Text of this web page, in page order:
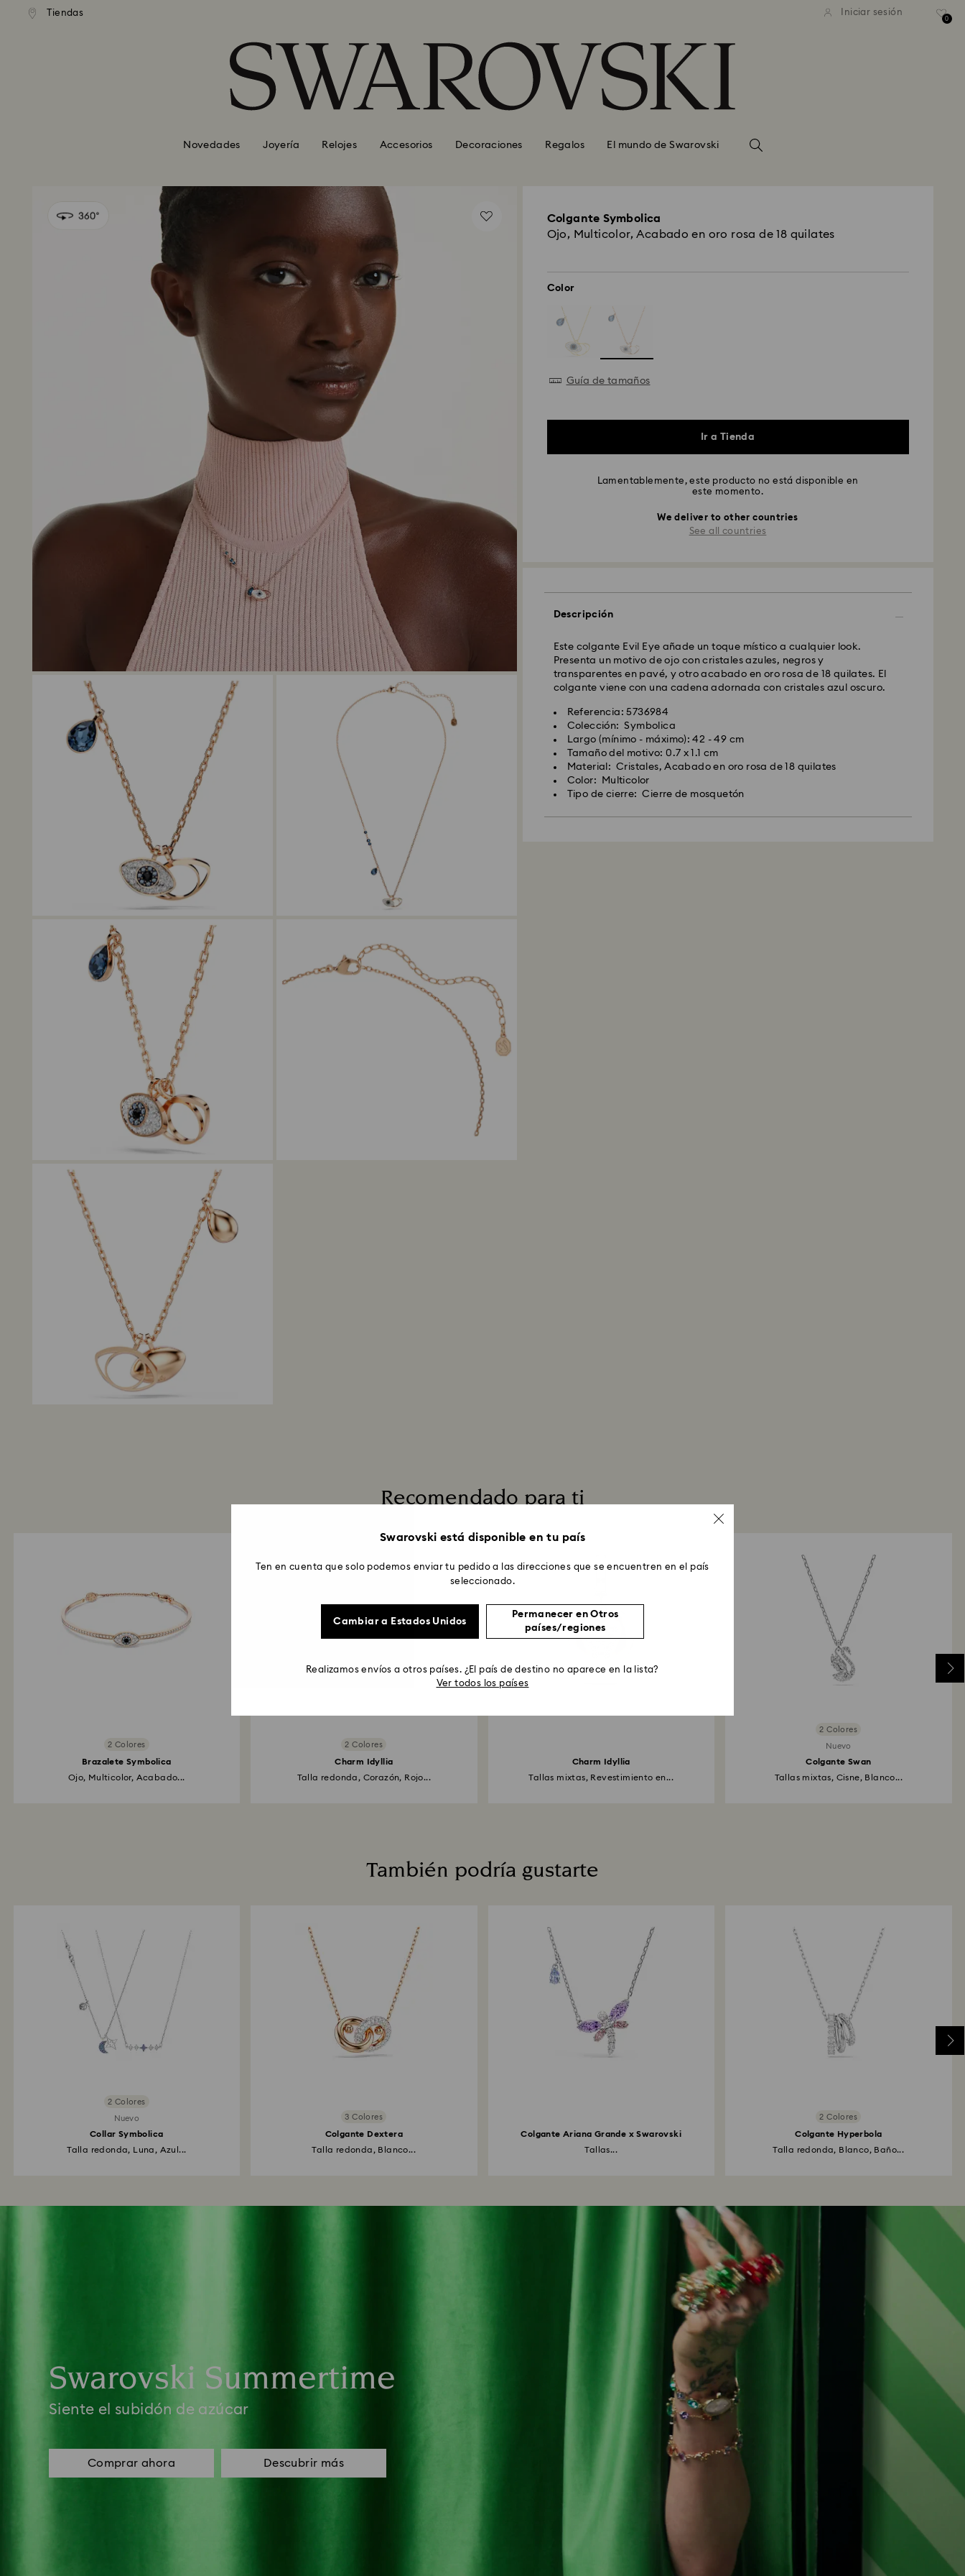
Accesskeys list
Tiendas Iniciar sesión
0
Novedades Joyería Relojes Accesorios Decoraciones Regalos El mundo de Swarovski
Colgante Symbolica
Ojo, Multicolor, Acabado en oro rosa de 18 quilates
Color
Guía de tamaños
Ir a Tienda
Lamentablemente, este producto no está disponible en
este momento.
We deliver to other countries
See all countries
Descripción
Este colgante Evil Eye añade un toque místico a cualquier look.
Presenta un motivo de ojo con cristales azules, negros y
transparentes en pavé, y otro acabado en oro rosa de 18 quilates. El
colgante viene con una cadena adornada con cristales azul oscuro.
Referencia: 5736984
Colección: Symbolica
Largo (mínimo - máximo): 42 - 49 cm
Tamaño del motivo: 0.7 x 1.1 cm
Material: Cristales, Acabado en oro rosa de 18 quilates
Color: Multicolor
Tipo de cierre: Cierre de mosquetón
Recomendado para ti
2 Colores
Brazalete Symbolica
Ojo, Multicolor, Acabado...
2 Colores
Charm Idyllia
Talla redonda, Corazón, Rojo...
Charm Idyllia
Tallas mixtas, Revestimiento en...
2 Colores
Nuevo
Colgante Swan
Tallas mixtas, Cisne, Blanco...
También podría gustarte
2 Colores
Nuevo
Collar Symbolica
Talla redonda, Luna, Azul...
3 Colores
Colgante Dextera
Talla redonda, Blanco...
Colgante Ariana Grande x Swarovski
Tallas...
2 Colores
Colgante Hyperbola
Talla redonda, Blanco, Baño...
Swarovski Summertime
Siente el subidón de azúcar
Comprar ahora Descubrir más
Swarovski está disponible en tu país
Ten en cuenta que solo podemos enviar tu pedido a las direcciones que se encuentren en el país
seleccionado.
Cambiar a Estados Unidos
Permanecer en Otros
países/regiones
Realizamos envíos a otros países. ¿El país de destino no aparece en la lista?
Ver todos los países